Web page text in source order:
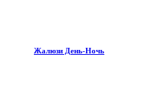
Жалюзи День-Ночь